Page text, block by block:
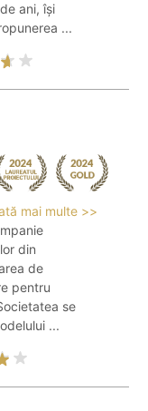
ani, își
...
mai multe >>
din
de
pentru
se
...